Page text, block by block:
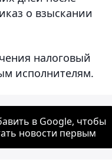
о взыскании
налоговый
исполнителям.
в Google, чтобы
новости первым